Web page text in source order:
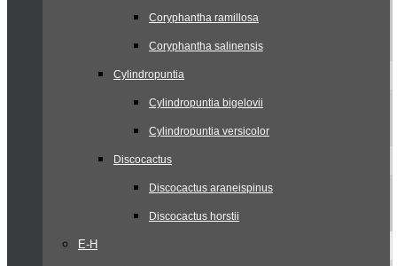
Coryphantha ramillosa
Coryphantha salinensis
Cylindropuntia
Cylindropuntia bigelovii
Cylindropuntia versicolor
Discocactus
Discocactus araneispinus
Discocactus horstii
E-H